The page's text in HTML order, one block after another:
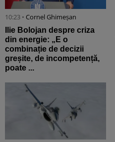
10:23 • Cornel Ghimeșan
Ilie Bolojan despre criza
din energie: „E o
combinație de decizii
greșite, de incompetență,
poate ...